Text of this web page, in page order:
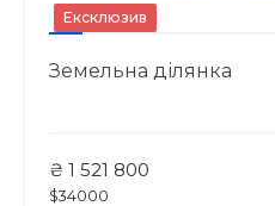
Ексклюзив
Земельна ділянка
₴ 1 521 800
$34000